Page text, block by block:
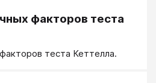
факторов теста
теста Кеттелла.